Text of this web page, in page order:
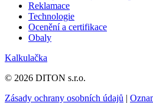
Reklamace
Technologie
Ocenění a certifikace
Obaly
Kalkulačka
© 2026 DITON s.r.o.
Zásady ochrany osobních údajů |